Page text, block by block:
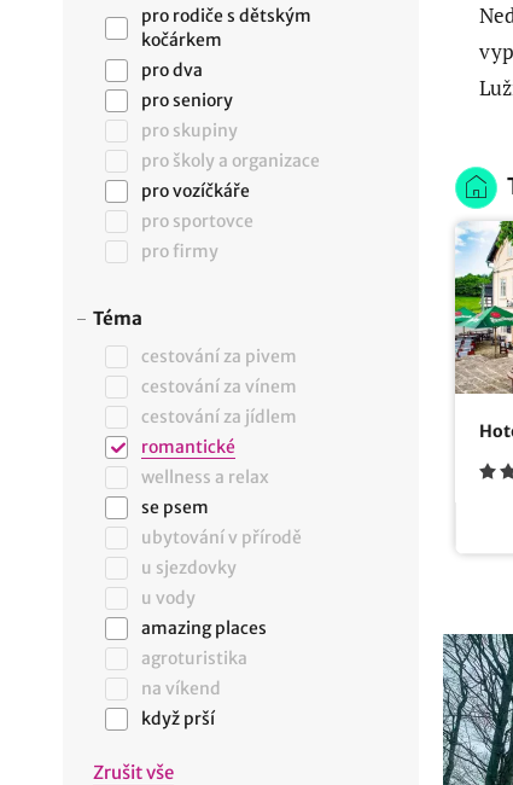
pro rodiče s dětským
kočárkem
pro dva
pro seniory
pro skupiny
pro školy a organizace
pro vozíčkáře
pro sportovce
pro firmy
Téma
cestování za pivem
cestování za vínem
cestování za jídlem
romantické
wellness a relax
se psem
ubytování v přírodě
u sjezdovky
u vody
amazing places
agroturistika
na víkend
když prší
Zrušit vše